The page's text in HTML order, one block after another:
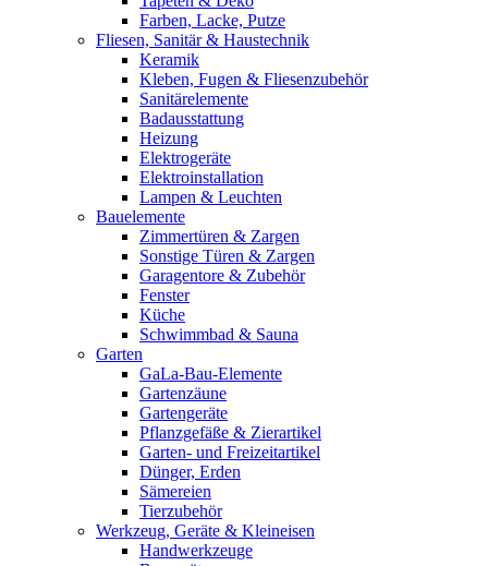
Farben, Lacke, Putze
Fliesen, Sanitär & Haustechnik
Keramik
Kleben, Fugen & Fliesenzubehör
Sanitärelemente
Badausstattung
Heizung
Elektrogeräte
Elektroinstallation
Lampen & Leuchten
Bauelemente
Zimmertüren & Zargen
Sonstige Türen & Zargen
Garagentore & Zubehör
Fenster
Küche
Schwimmbad & Sauna
Garten
GaLa-Bau-Elemente
Gartenzäune
Gartengeräte
Pflanzgefäße & Zierartikel
Garten- und Freizeitartikel
Dünger, Erden
Sämereien
Tierzubehör
Werkzeug, Geräte & Kleineisen
Handwerkzeuge